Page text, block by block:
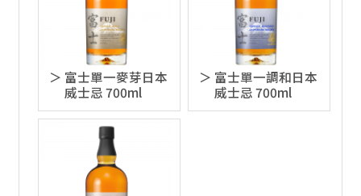
富士單一麥芽日本
威士忌 700ml
富士單一調和日本
威士忌 700ml